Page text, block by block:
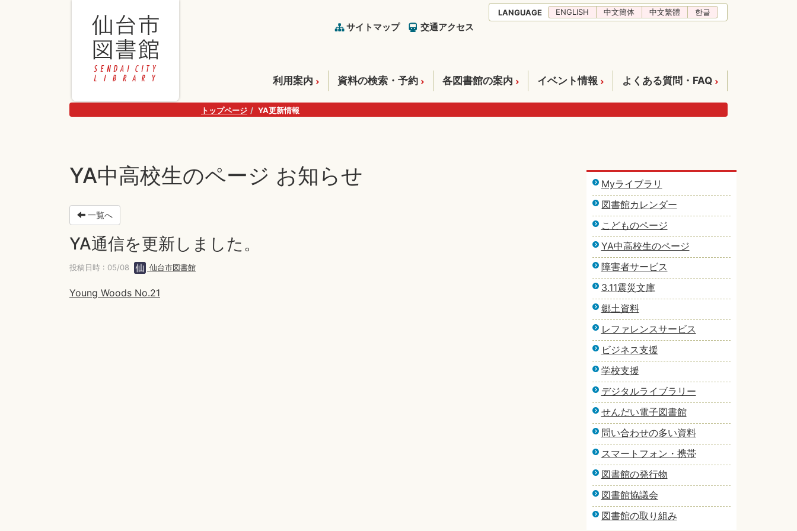
サイトマップ 交通アクセス
LANGUAGE ENGLISH 中文簡体 中文繁體 한글
利用案内 資料の検索・予約 各図書館の案内 イベント情報 よくある質問・FAQ
トップページ YA更新情報
YA中高校生のページ お知らせ
一覧へ
YA通信を更新しました。
投稿日時 : 05/08 仙台市図書館
Young Woods No.21
Myライブラリ
図書館カレンダー
こどものページ
YA中高校生のページ
障害者サービス
3.11震災文庫
郷土資料
レファレンスサービス
ビジネス支援
学校支援
デジタルライブラリー
せんだい電子図書館
問い合わせの多い資料
スマートフォン・携帯
図書館の発行物
図書館協議会
図書館の取り組み